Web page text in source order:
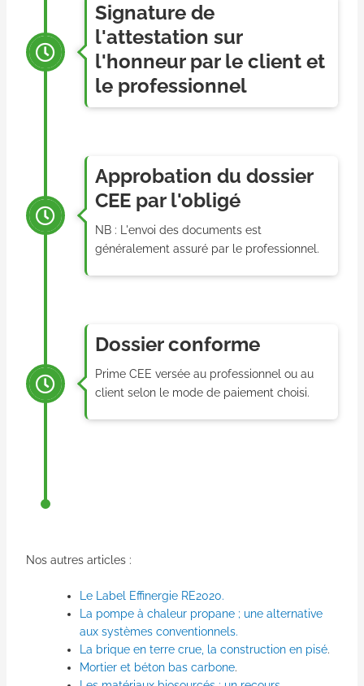
Signature de
l'attestation sur
l'honneur par le client et
le professionnel
Approbation du dossier
CEE par l'obligé
NB : L'envoi des documents est
généralement assuré par le professionnel.
Dossier conforme
Prime CEE versée au professionnel ou au
client selon le mode de paiement choisi.
Nos autres articles :
Le Label Effinergie RE2020.
La pompe à chaleur propane ; une alternative
aux systèmes conventionnels.
La brique en terre crue, la construction en pisé.
Mortier et béton bas carbone.